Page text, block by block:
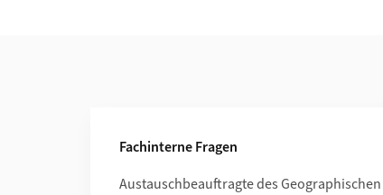
Fachinterne Fragen
Austauschbeauftragte des Geographischen